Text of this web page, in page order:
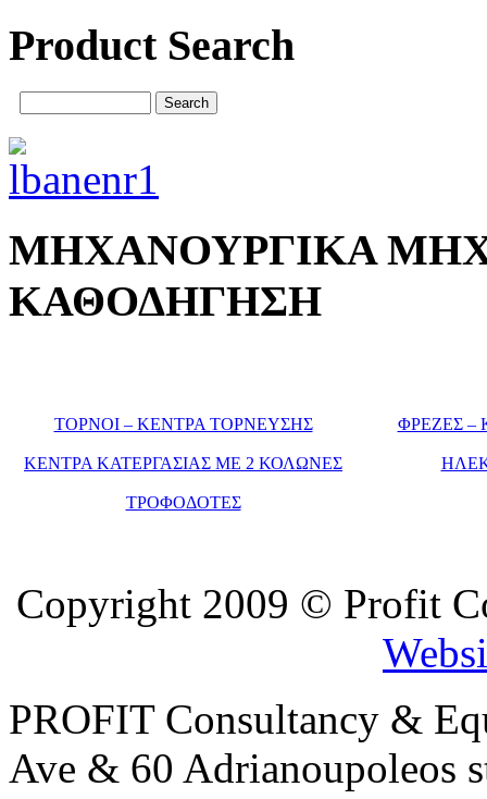
Product Search
ΜΗΧΑΝΟΥΡΓΙΚΑ
ΚΑΘΟΔΗΓΗΣΗ
ΤΟΡΝΟΙ – ΚΕΝΤΡΑ ΤΟΡΝΕΥΣΗΣ ΦΡΕΖΕΣ –
ΚΕΝΤΡΑ ΚΑΤΕΡΓΑΣΙΑΣ ΜΕ 2 ΚΟΛΩΝΕΣ
ΤΡΟΦΟΔΟΤΕΣ
Copyright 2009 © Profit
PROFIT Consultancy &
Ave & 60 Adrianoupoleos